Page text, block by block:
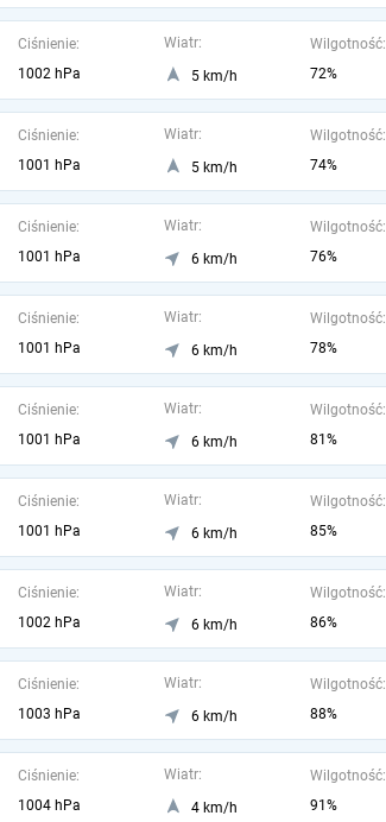
Ciśnienie:
1002 hPa
Wiatr:
5 km/h
Wilgotność:
72%
Ciśnienie:
1001 hPa
Wiatr:
5 km/h
Wilgotność:
74%
Ciśnienie:
1001 hPa
Wiatr:
6 km/h
Wilgotność:
76%
Ciśnienie:
1001 hPa
Wiatr:
6 km/h
Wilgotność:
78%
Ciśnienie:
1001 hPa
Wiatr:
6 km/h
Wilgotność:
81%
Ciśnienie:
1001 hPa
Wiatr:
6 km/h
Wilgotność:
85%
Ciśnienie:
1002 hPa
Wiatr:
6 km/h
Wilgotność:
86%
Ciśnienie:
1003 hPa
Wiatr:
6 km/h
Wilgotność:
88%
Ciśnienie:
1004 hPa
Wiatr:
4 km/h
Wilgotność:
91%